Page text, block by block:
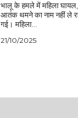
भालू के हमले में महिला घायल, बढ़ते हमलों से लोग दहशत
आतंक थमने का नाम नहीं ले
गई। महिला...
21/10/2025